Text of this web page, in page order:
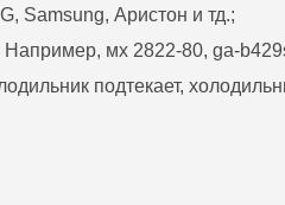
Samsung, Аристон и тд.;
мх 2822-80, ga-
подтекает,